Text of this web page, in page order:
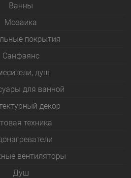
Bанны
Мозаика
покрытия
Санфаянс
душ
для ванной
декор
техника
вентиляторы
Душ